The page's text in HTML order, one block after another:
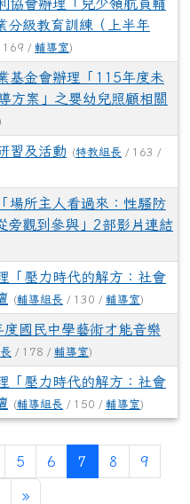
基金會辦理「115年度未
方案」之嬰幼兒照顧相關
習及活動 (特教組長/ 163 /
場所主人看過來：性騷防
觀到參與」2部影片連結
「壓力時代的解方：社會
(輔導組長/ 130 /輔導室)
國民中學藝術才能音樂
/ 178 /輔導室)
「壓力時代的解方：社會
(輔導組長/ 150 /輔導室)
5 6 7(目前頁次)
8 9
一頁
»最後頁